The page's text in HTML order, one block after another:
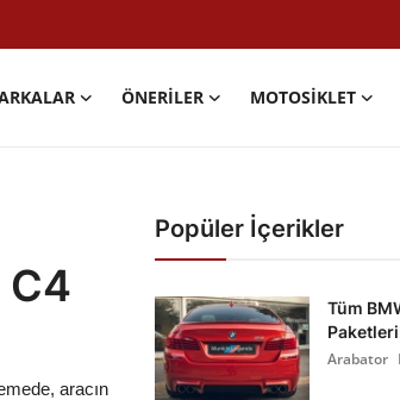
ÖNERILER MOTOSIKLET
C4
aracın
Popüler İçerikler
Tüm
Arabator